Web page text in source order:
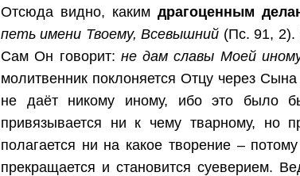
Отсюда видно, каким драгоценным
петь имени Твоему, Всевышний (Пс. 91, 2).
Сам Он говорит: не дам славы Моей
молитвенник поклоняется Отцу через
не даёт никому иному, ибо это было
привязывается ни к чему тварному, но
полагается ни на какое творение –
прекращается и становится суеверием.